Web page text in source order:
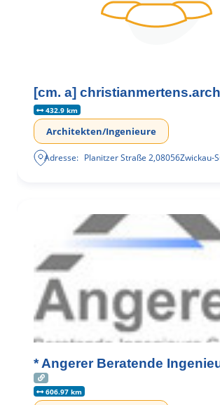
[cm. a]
432.9 km
Architekten/Ingenieure
Adresse: Planitzer Straße 2,08056Zwickau-
* Angerer Beratende
606.97 km